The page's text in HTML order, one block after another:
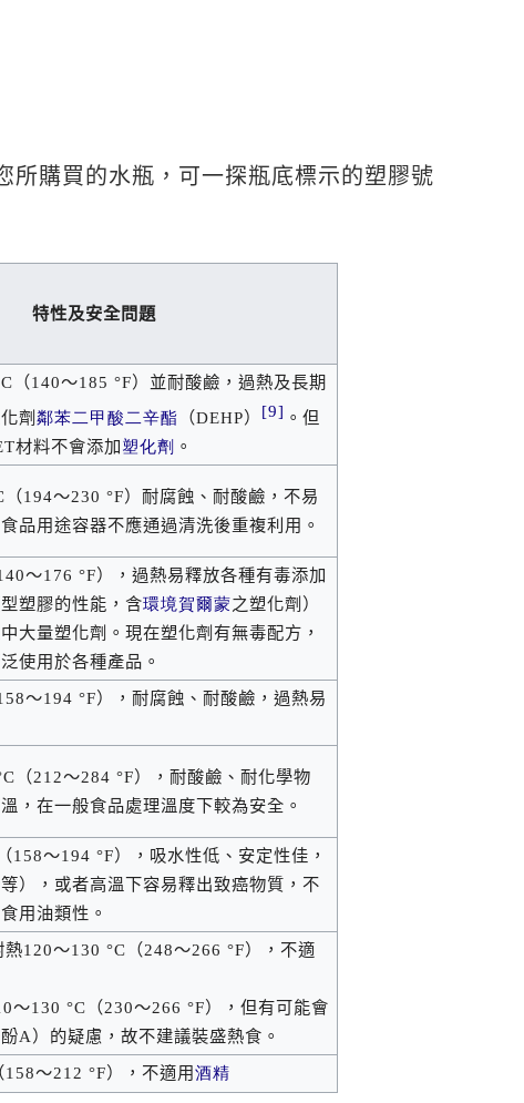
所購買的水瓶，可一探瓶底標示的塑膠號
特性及安全問題
（140～185 °F）並耐酸鹼，過熱及長期
劑 鄰苯二甲酸二辛酯 （DEHP） [9] 。但
材料不會添加塑化劑 。
（194～230 °F）耐腐蝕、耐酸鹼，不易
品用途容器不應通過清洗後重複利用。
～176 °F），過熱易釋放各種有毒添加
塑膠的性能，含環境賀爾蒙之塑化劑）
大量塑化劑。現在塑化劑有無毒配方，
使用於各種產品。
～194 °F），耐腐蝕、耐酸鹼，過熱易
（212～284 °F），耐酸鹼、耐化學物
，在一般食品處理溫度下較為安全。
（158～194 °F），吸水性低、安定性佳，
），或者高溫下容易釋出致癌物質，不
用油類性。
熱120～130 °C （248～266 °F），不適
～130 °C （230～266 °F），但有可能會
酚A）的疑慮，故不建議裝盛熱食。
158～212 °F），不適用酒精